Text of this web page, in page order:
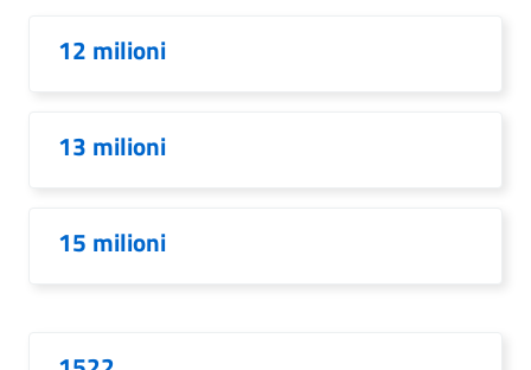
12 milioni
13 milioni
15 milioni